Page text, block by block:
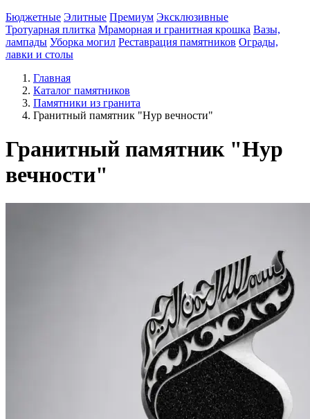
Бюджетные Элитные Премиум Эксклюзивные
Тротуарная плитка Мраморная и гранитная крошка Вазы,
лампады Уборка могил Реставрация памятников Ограды,
лавки и столы
Главная
Каталог памятников
Памятники из гранита
Гранитный памятник "Нур вечности"
Гранитный памятник "Нур
вечности"